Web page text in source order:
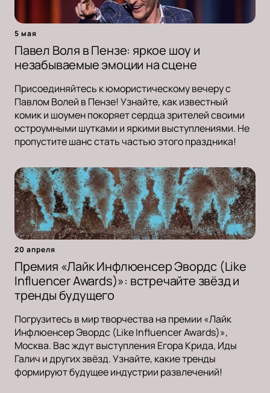
5 мая
Павел Воля в Пензе: яркое шоу и
незабываемые эмоции на сцене
Присоединяйтесь к юмористическому вечеру с
Павлом Волей в Пензе! Узнайте, как известный
комик и шоумен покоряет сердца зрителей своими
остроумными шутками и яркими выступлениями. Не
пропустите шанс стать частью этого праздника!
20 апреля
Премия «Лайк Инфлюенсер Эвордс (Like
Influencer Awards)»: встречайте звёзд и
тренды будущего
Погрузитесь в мир творчества на премии «Лайк
Инфлюенсер Эвордс (Like Influencer Awards)»,
Москва. Вас ждут выступления Егора Крида, Иды
Галич и других звёзд. Узнайте, какие тренды
формируют будущее индустрии развлечений!